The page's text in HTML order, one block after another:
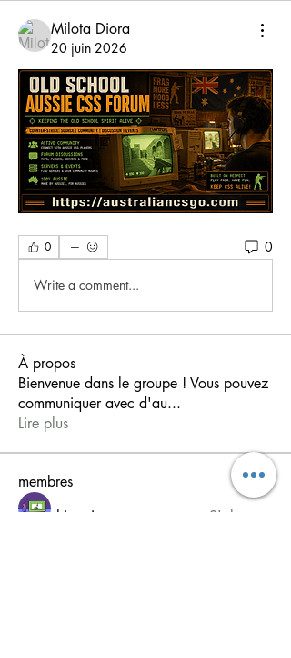
Milota Diora
20 juin 2026
0 0
Write a comment...
À propos
Bienvenue dans le groupe ! Vous pouvez
communiquer avec d'au...
Lire plus
membres
shiv raj
S'abonner